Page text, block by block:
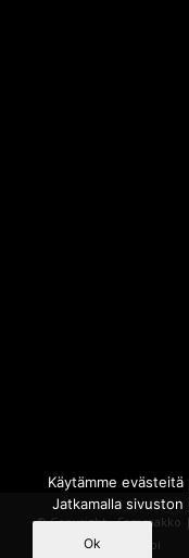
© Copyright - Sammakko |
Powered by
iQWebbi
Käytämme
Jatkamalla
Ok